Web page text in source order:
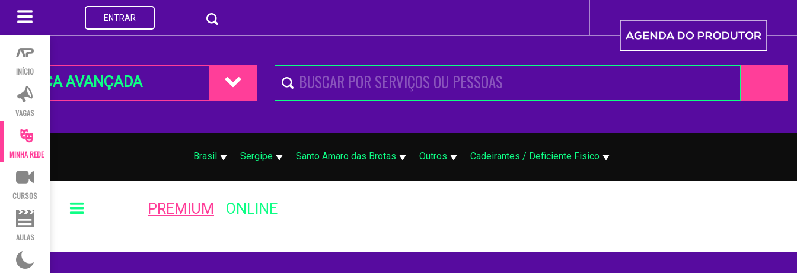
INÍCIO
VAGAS
MINHA REDE
CURSOS
AULAS
ENTRAR
BUSCA AVANÇADA
Brasil Sergipe Santo Amaro das Brotas Outros Cadeirantes / Deficiente Fisico
PREMIUM ONLINE